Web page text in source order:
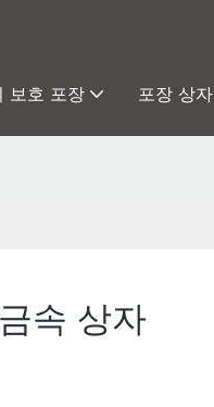
보호 포장 포장 상자
속 상자